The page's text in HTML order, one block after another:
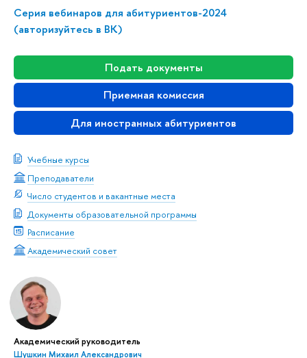
Серия вебинаров для абитуриентов-2024
(авторизуйтесь в ВК)
Подать документы
Приемная комиссия
Для иностранных абитуриентов
Учебные курсы
Преподаватели
Число студентов и вакантные места
Документы образовательной программы
Расписание
Академический совет
Академический руководитель
Шушкин Михаил Александрович